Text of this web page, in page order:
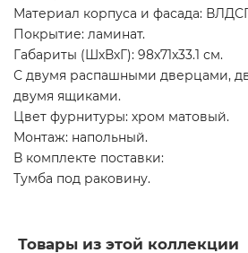
Материал корпуса и фасада:
Покрытие: ламинат.
Габариты (ШхВхГ): 98x71x33.1 см.
С двумя распашными дверцами,
двумя ящиками.
Цвет фурнитуры: хром матовый.
Монтаж: напольный.
В комплекте поставки:
Тумба под раковину.
Товары из этой коллекции